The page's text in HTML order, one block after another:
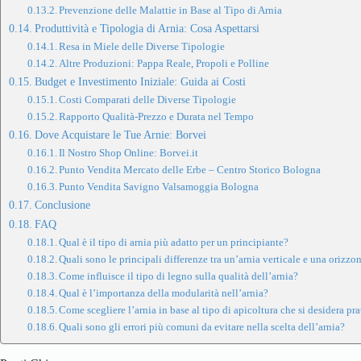
Prevenzione delle Malattie in Base al Tipo di Arnia
Produttività e Tipologia di Arnia: Cosa Aspettarsi
Resa in Miele delle Diverse Tipologie
Altre Produzioni: Pappa Reale, Propoli e Polline
Budget e Investimento Iniziale: Guida ai Costi
Costi Comparati delle Diverse Tipologie
Rapporto Qualità-Prezzo e Durata nel Tempo
Dove Acquistare le Tue Arnie: Borvei
Il Nostro Shop Online: Borvei.it
Punto Vendita Mercato delle Erbe – Centro Storico Bologna
Punto Vendita Savigno Valsamoggia Bologna
Conclusione
FAQ
Qual è il tipo di arnia più adatto per un principiante?
Quali sono le principali differenze tra un’arnia verticale e una
Come influisce il tipo di legno sulla qualità dell’arnia?
Qual è l’importanza della modularità nell’arnia?
Come scegliere l’arnia in base al tipo di apicoltura che si desidera
Quali sono gli errori più comuni da evitare nella scelta dell’arnia?